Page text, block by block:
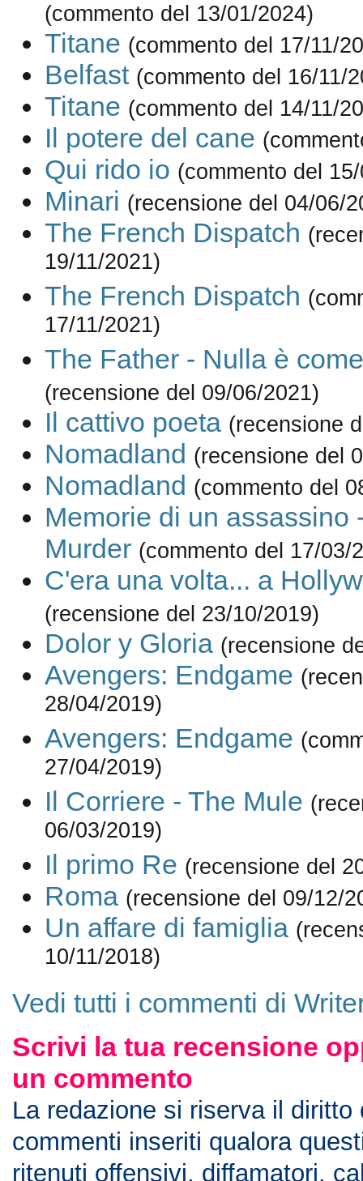
(commento del 13/01/2024)
Titane (commento del 17/11/
Belfast (commento del 16/11/
Titane (commento del 14/11/
Il potere del cane
Qui rido io (commento del
Minari (recensione del 04/06/
The French Dispatch
19/11/2021)
The French Dispatch
17/11/2021)
The Father - Nulla è
(recensione del 09/06/2021)
Il cattivo poeta (recensione
Nomadland (recensione del
Nomadland (commento del
Memorie di un assassino
Murder (commento del 17/03/
C'era una volta... a
(recensione del 23/10/2019)
Dolor y Gloria (recensione
Avengers: Endgame
28/04/2019)
Avengers: Endgame
27/04/2019)
Il Corriere - The Mule
06/03/2019)
Il primo Re (recensione del
Roma (recensione del 09/12/
Un affare di famiglia
10/11/2018)
Vedi tutti i commenti di
Scrivi la tua recensione
un commento
La redazione si riserva il diritto
commenti inseriti qualora
ritenuti offensivi, diffamatori,